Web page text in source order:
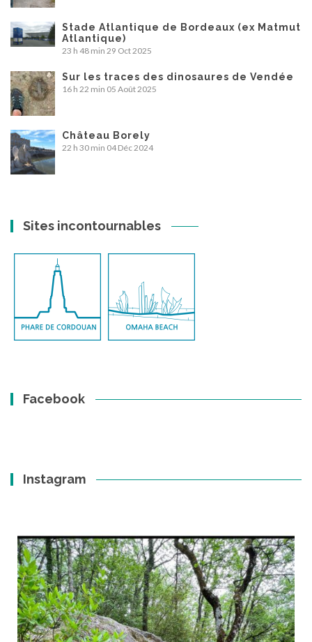
Stade Atlantique de Bordeaux (ex Matmut
Atlantique)
23 h 48 min 29 Oct 2025
Sur les traces des dinosaures de Vendée
16 h 22 min 05 Août 2025
Château Borely
22 h 30 min 04 Déc 2024
Sites incontournables
Facebook
Instagram